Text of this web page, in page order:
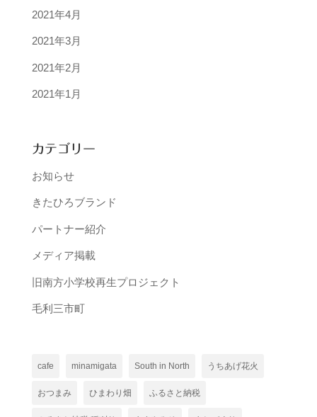
2021年4月
2021年3月
2021年2月
2021年1月
カテゴリー
お知らせ
きたひろブランド
パートナー紹介
メディア掲載
旧南方小学校再生プロジェクト
毛利三市町
cafe minamigata South in North うちあげ花火
おつまみ ひまわり畑 ふるさと納税